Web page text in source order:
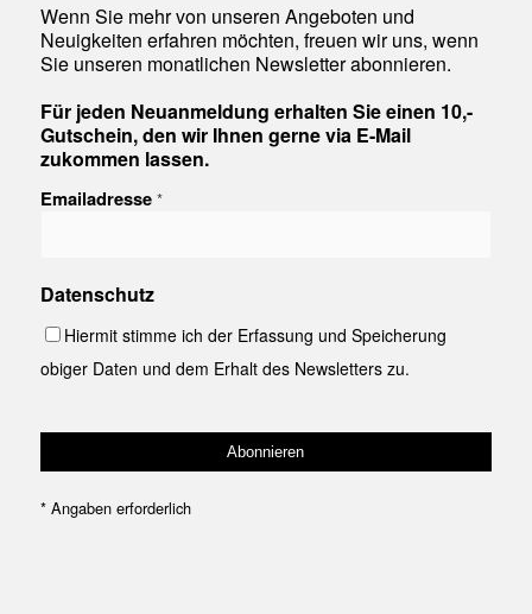
Wenn Sie mehr von unseren Angeboten und
Neuigkeiten erfahren möchten, freuen wir uns, wenn
Sie unseren monatlichen Newsletter abonnieren.
Für jeden Neuanmeldung erhalten Sie einen 10,-
Gutschein, den wir Ihnen gerne via E-Mail
zukommen lassen.
Emailadresse *
Datenschutz
Hiermit stimme ich der Erfassung und Speicherung
obiger Daten und dem Erhalt des Newsletters zu.
*Angaben erforderlich